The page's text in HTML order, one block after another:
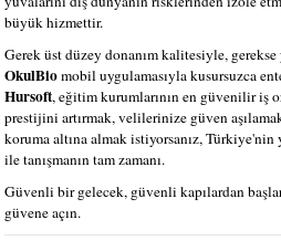
büyük hizmettir.
Gerek üst düzey donanım kalitesiyle,
OkulBiomobil uygulamasıyla kusursuzca
Hursoft, eğitim kurumlarının en güvenilir iş
prestijini artırmak, velilerinize güven
koruma altına almak istiyorsanız,
ile tanışmanın tam zamanı.
Güvenli bir gelecek, güvenli kapılardan
güvene açın.